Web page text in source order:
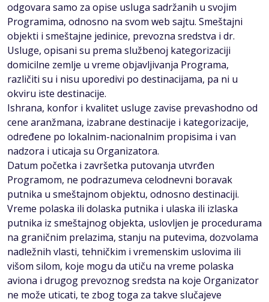
odgovara samo za opise usluga sadržanih u svojim
Programima, odnosno na svom web sajtu. Smeštajni
objekti i smeštajne jedinice, prevozna sredstva i dr.
Usluge, opisani su prema službenoj kategorizaciji
domicilne zemlje u vreme objavljivanja Programa,
različiti su i nisu uporedivi po destinacijama, pa ni u
okviru iste destinacije.
Ishrana, konfor i kvalitet usluge zavise prevashodno od
cene aranžmana, izabrane destinacije i kategorizacije,
određene po lokalnim-nacionalnim propisima i van
nadzora i uticaja su Organizatora.
Datum početka i završetka putovanja utvrđen
Programom, ne podrazumeva celodnevni boravak
putnika u smeštajnom objektu, odnosno destinaciji.
Vreme polaska ili dolaska putnika i ulaska ili izlaska
putnika iz smeštajnog objekta, uslovljen je procedurama
na graničnim prelazima, stanju na putevima, dozvolama
nadležnih vlasti, tehničkim i vremenskim uslovima ili
višom silom, koje mogu da utiču na vreme polaska
aviona i drugog prevoznog sredsta na koje Organizator
ne može uticati, te zbog toga za takve slučajeve